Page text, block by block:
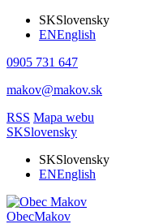
SKSlovensky
ENEnglish
0905 731 647
makov@makov.sk
RSS Mapa webu
SKSlovensky
SKSlovensky
ENEnglish
ObecMakov